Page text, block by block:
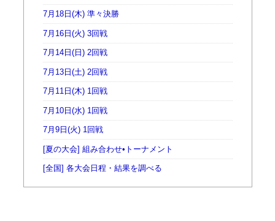
7月18日(木) 準々決勝
7月16日(火) 3回戦
7月14日(日) 2回戦
7月13日(土) 2回戦
7月11日(木) 1回戦
7月10日(水) 1回戦
7月9日(火) 1回戦
[夏の大会] 組み合わせ•トーナメント
[全国] 各大会日程・結果を調べる